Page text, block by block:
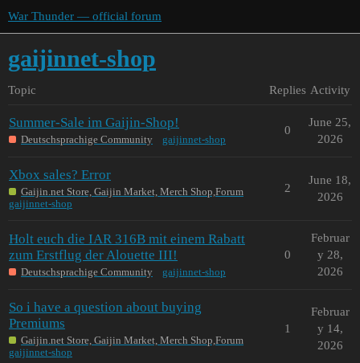
War Thunder — official forum
gaijinnet-shop
Topic Replies Activity
Summer-Sale im Gaijin-Shop!
Deutschsprachige Community gaijinnet-shop
0
June 25,
2026
Xbox sales? Error
Gaijin.net Store, Gaijin Market, Merch Shop,Forum
gaijinnet-shop
2
June 18,
2026
Holt euch die IAR 316B mit einem Rabatt
zum Erstflug der Alouette III!
Deutschsprachige Community gaijinnet-shop
0
Februar
y 28,
2026
So i have a question about buying
Premiums
Gaijin.net Store, Gaijin Market, Merch Shop,Forum
gaijinnet-shop
1
Februar
y 14,
2026